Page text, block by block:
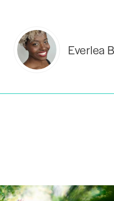
Estelle S.